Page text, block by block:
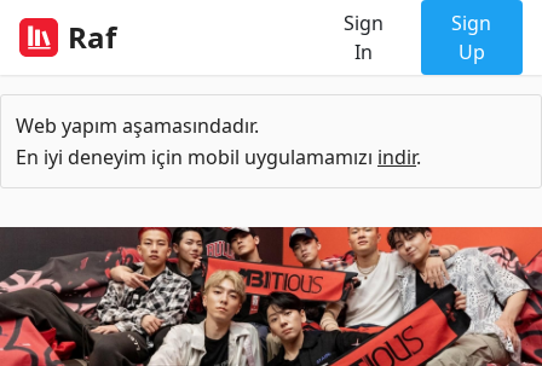
Raf
Sign
In
Sign
Up
Web yapım aşamasındadır.
En iyi deneyim için mobil uygulamamızı indir.